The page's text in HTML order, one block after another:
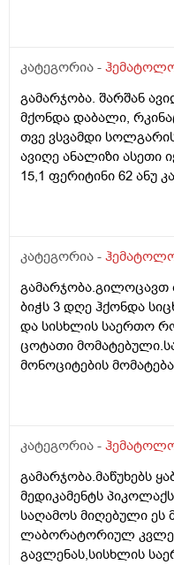
რკინისთვის? რამდენ
კატეგორია -
გამარჯობა. შარშან
მქონდა დაბალი,
თვე ვსვამდი
ავიღე ანალიზი ასეთი
15,1 ფერიტინი 62 ანუ
ნორმალურად
თვენახევარი ვსვამდი
დარღვევებმა და
არ იწვევს
მაინტერესებს
პრობლემის დროს და
მლ? უზმოზე თუ ჭამის
კატეგორია -
გამარჯობა.გილოცავთ
ბიჭს 3 დღე ჰქონდა
და სისხლის საერთო
ცოტათი
მონოციტების
კატეგორია -
გამარჯობა.მაწუხებს
მედიკამენტს
საღამოს მიღებული ეს
ლაბორატორიულ
გავლენას,სისხლის